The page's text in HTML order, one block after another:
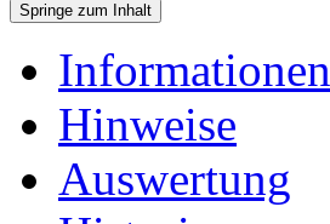
Springe zum Inhalt
Informationen
Hinweise
Auswertung